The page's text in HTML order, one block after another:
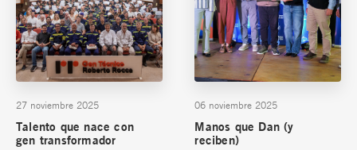
27 noviembre 2025
Talento que nace con
gen transformador
06 noviembre 2025
Manos que Dan (y
reciben)